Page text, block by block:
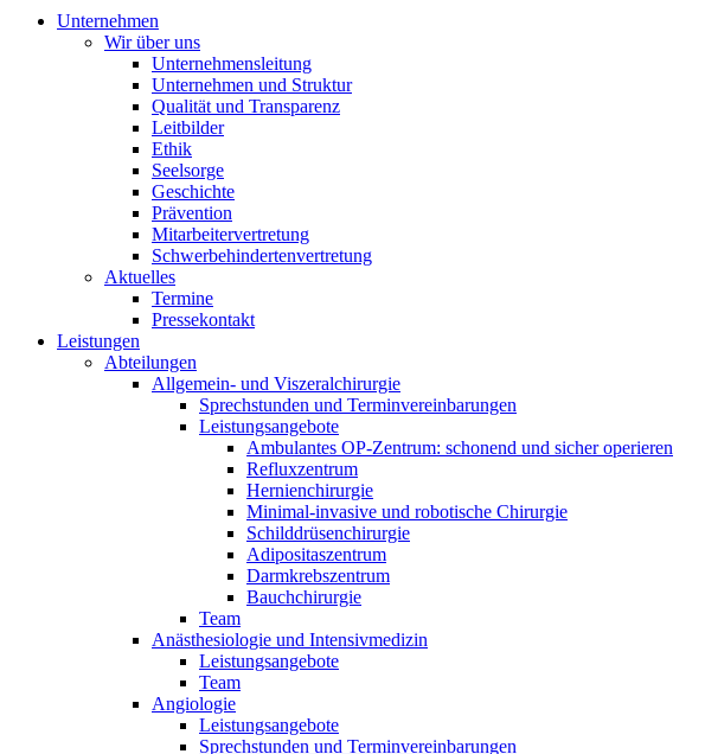
Unternehmen
Wir über uns
Unternehmensleitung
Unternehmen und Struktur
Qualität und Transparenz
Leitbilder
Ethik
Seelsorge
Geschichte
Prävention
Mitarbeitervertretung
Schwerbehindertenvertretung
Aktuelles
Termine
Pressekontakt
Leistungen
Abteilungen
Allgemein- und Viszeralchirurgie
Sprechstunden und Terminvereinbarungen
Leistungsangebote
Ambulantes OP-Zentrum: schonend und sicher operieren
Refluxzentrum
Hernienchirurgie
Minimal-invasive und robotische Chirurgie
Schilddrüsenchirurgie
Adipositaszentrum
Darmkrebszentrum
Bauchchirurgie
Team
Anästhesiologie und Intensivmedizin
Leistungsangebote
Team
Angiologie
Leistungsangebote
Sprechstunden und Terminvereinbarungen